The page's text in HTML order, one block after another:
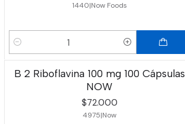
1440|Now Foods
Cantidad
B 2 Riboflavina 100 mg 100 Cápsulas
NOW
$72.000
4975|Now